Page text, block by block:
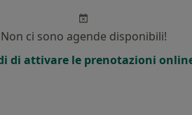
Non ci sono agende disponibili!
di attivare le prenotazioni